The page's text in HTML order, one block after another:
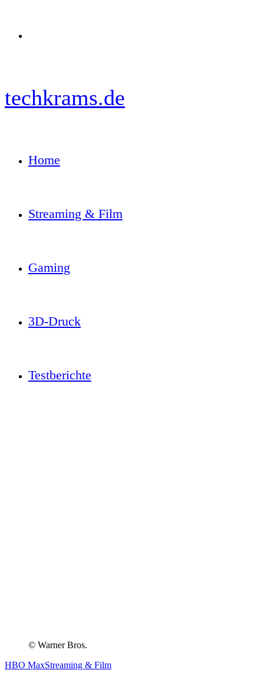
techkrams.de
Home
Streaming & Film
Gaming
3D-Druck
Testberichte
© Warner Bros.
HBO MaxStreaming & Film